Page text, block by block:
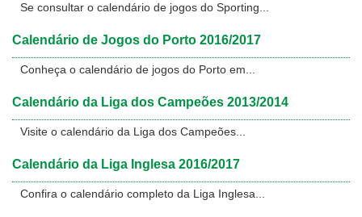
Se consultar o calendário de jogos do Sporting...
Calendário de Jogos do Porto 2016/2017
Conheça o calendário de jogos do Porto em...
Calendário da Liga dos Campeões 2013/2014
Visite o calendário da Liga dos Campeões...
Calendário da Liga Inglesa 2016/2017
Confira o calendário completo da Liga Inglesa...